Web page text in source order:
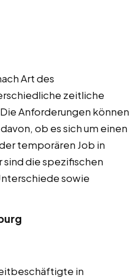
Art des
zeitliche
Anforderungen können
ob es sich um einen
temporären Job in
sind die spezifischen
sowie
in